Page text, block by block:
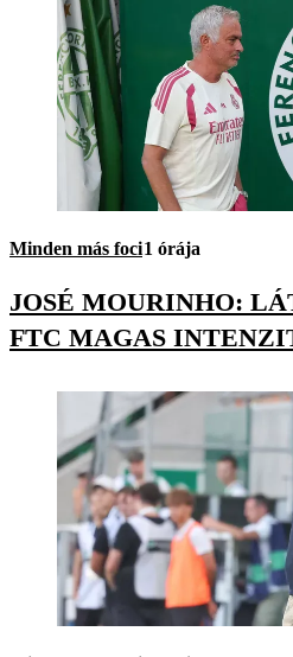
Minden más foci1 órája
JOSÉ MOURINHO:
FTC MAGAS